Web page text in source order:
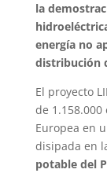
la
energía no
distribución
El proyecto
de
Europea en
disipada en
potable del